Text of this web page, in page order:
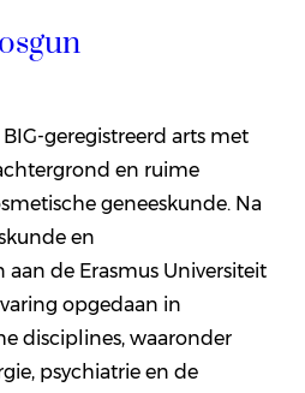
geregistreerd arts met
en ruime
geneeskunde. Na
en
de Erasmus Universiteit
opgedaan in
disciplines, waaronder
psychiatrie en de